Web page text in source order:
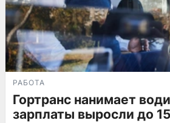
РАБОТА
Гортранс нанимает
зарплаты выросли до